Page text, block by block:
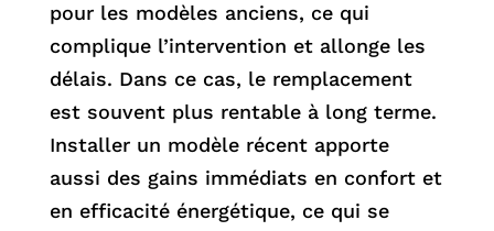
pour les modèles anciens, ce qui
complique l’intervention et allonge les
délais. Dans ce cas, le remplacement
est souvent plus rentable à long terme.
Installer un modèle récent apporte
aussi des gains immédiats en confort et
en efficacité énergétique, ce qui se